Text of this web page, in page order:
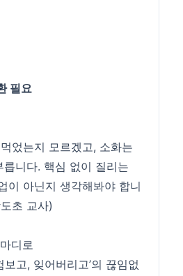
필요
었는지 모르겠고, 소화는
니다. 핵심 없이 질리는
이 아닌지 생각해봐야 합니
초 교사)
디로
보고, 잊어버리고’의 끊임없